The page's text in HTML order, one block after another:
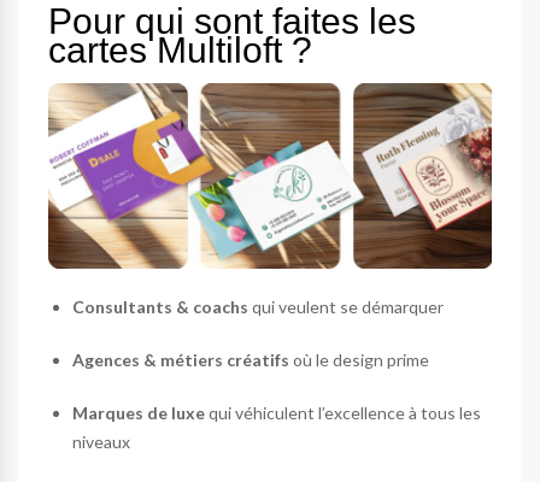
Pour qui sont faites les
cartes Multiloft ?
Consultants & coachs qui veulent se démarquer
Agences & métiers créatifs où le design prime
Marques de luxequi véhiculent l’excellence à tous les
niveaux